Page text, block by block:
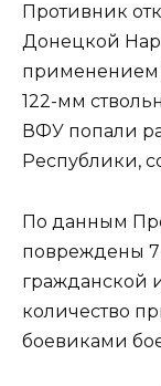
Противник
Донецкой
применением
122-мм
ВФУ попали
Республики,
По данным
повреждены 7
гражданской
количество
боевиками